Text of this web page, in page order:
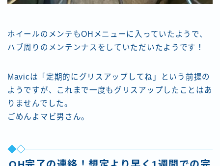
ホイールのメンテもOHメニューに入っていたようで、
ハブ周りのメンテンナスをしていただいたようです！
Mavicは「定期的にグリスアップしてね」という前提の
ようですが、これまで一度もグリスアップしたことはあ
りませんでした。
ごめんよマビ男さん。